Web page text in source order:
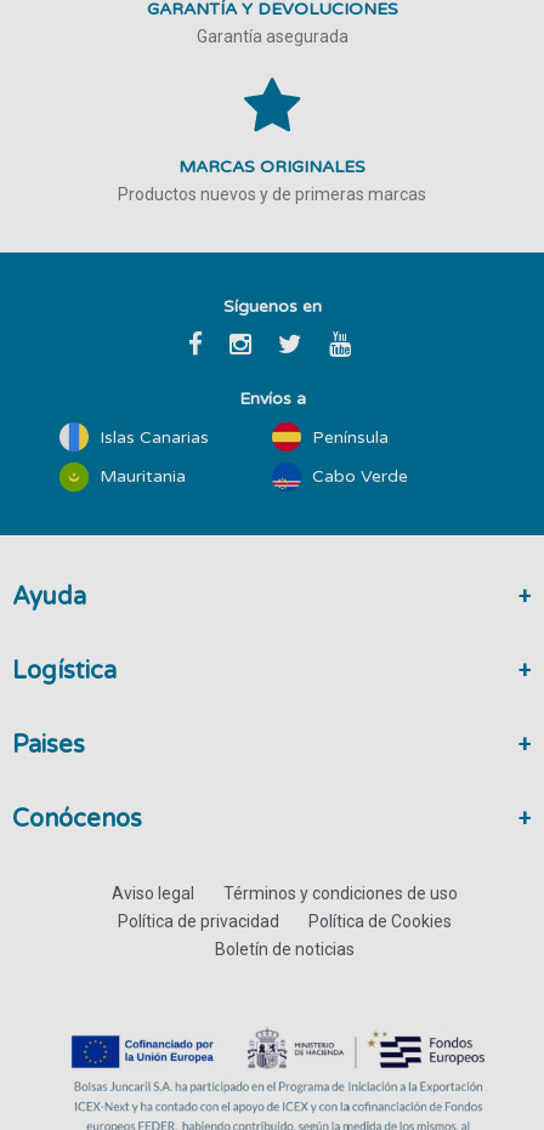
GARANTÍA Y DEVOLUCIONES
Garantía asegurada
MARCAS ORIGINALES
Productos nuevos y de primeras marcas
Síguenos en
Envíos a
Islas Canarias
Península
Mauritania
Cabo Verde
Ayuda
Logística
Paises
Conócenos
Aviso legal
Términos y condiciones de uso
Política de privacidad
Política de Cookies
Boletín de noticias